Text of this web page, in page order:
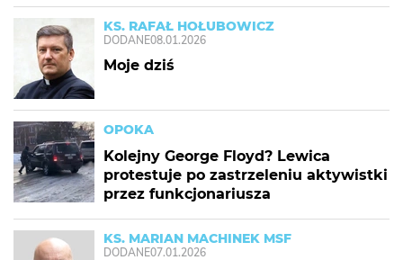
KS. RAFAŁ HOŁUBOWICZ
DODANE08.01.2026
Moje dziś
OPOKA
Kolejny George Floyd? Lewica
protestuje po zastrzeleniu aktywistki
przez funkcjonariusza
KS. MARIAN MACHINEK MSF
DODANE07.01.2026